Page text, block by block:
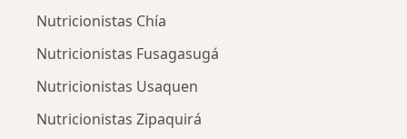
Nutricionistas Chía
Nutricionistas Fusagasugá
Nutricionistas Usaquen
Nutricionistas Zipaquirá